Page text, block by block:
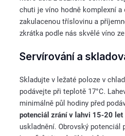
chuti je víno hodně komplexní a
zakulacenou tříslovinu a
zkrátka podle nás skvělé víno
Servírování a
Skladujte v ležaté poloze v
podávejte při teplotě 17°C.
minimálně půl hodiny před
potenciál zrání v lahvi 15-20 let
uskladnění. Obrovský potenciál